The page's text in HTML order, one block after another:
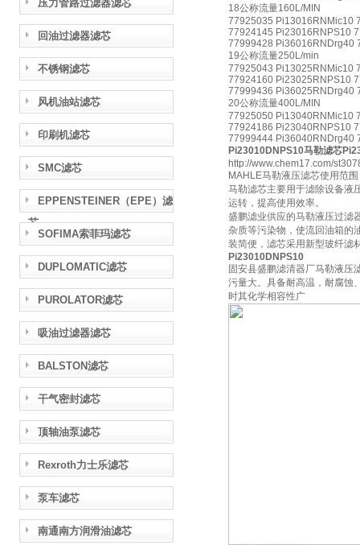
压力管路过滤器滤芯
回油过滤器滤芯
不锈钢滤芯
风机油站滤芯
印刷机滤芯
SMC滤芯
EPPENSTEINER（EPE）滤
芯
SOFIMA索菲玛滤芯
DUPLOMATIC滤芯
PUROLATOR滤芯
吸油过滤器滤芯
BALSTON滤芯
干气密封滤芯
顶轴油泵滤芯
Rexroth力士乐滤芯
泵车滤芯
南通南方润滑油滤芯
18公称流量160L/MIN
77925035 Pi13016RNMic10
77924145 Pi23016RNPS10
77999428 Pi36016RNDrg40
19公称流量250L/min
77925043 Pi13025RNMic10
77924160 Pi23025RNPS10
77999436 Pi36025RNDrg40
20公称流量400L/MIN
77925050 Pi13040RNMic10
77924186 Pi23040RNPS10
77999444 Pi36040RNDrg40
Pi23010DNPS10马勒滤芯
http://www.chem17.com/
MAHLE马勒液压滤芯使用范
马勒滤芯主要用于滤除设备液
运转，提高使用效率。
盛鹏滤业供应的马勒液压过滤
杂质等污染物，使流回油箱的
装简便，滤芯采用新型玻纤滤
Pi23010DNPS10
固安县盛鹏滤清器厂马勒液压
污量大。具备耐高温，耐腐蚀
时其化学相容性广